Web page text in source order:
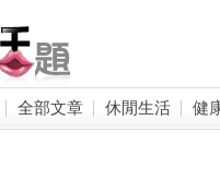
全部文章 休閒生活 健